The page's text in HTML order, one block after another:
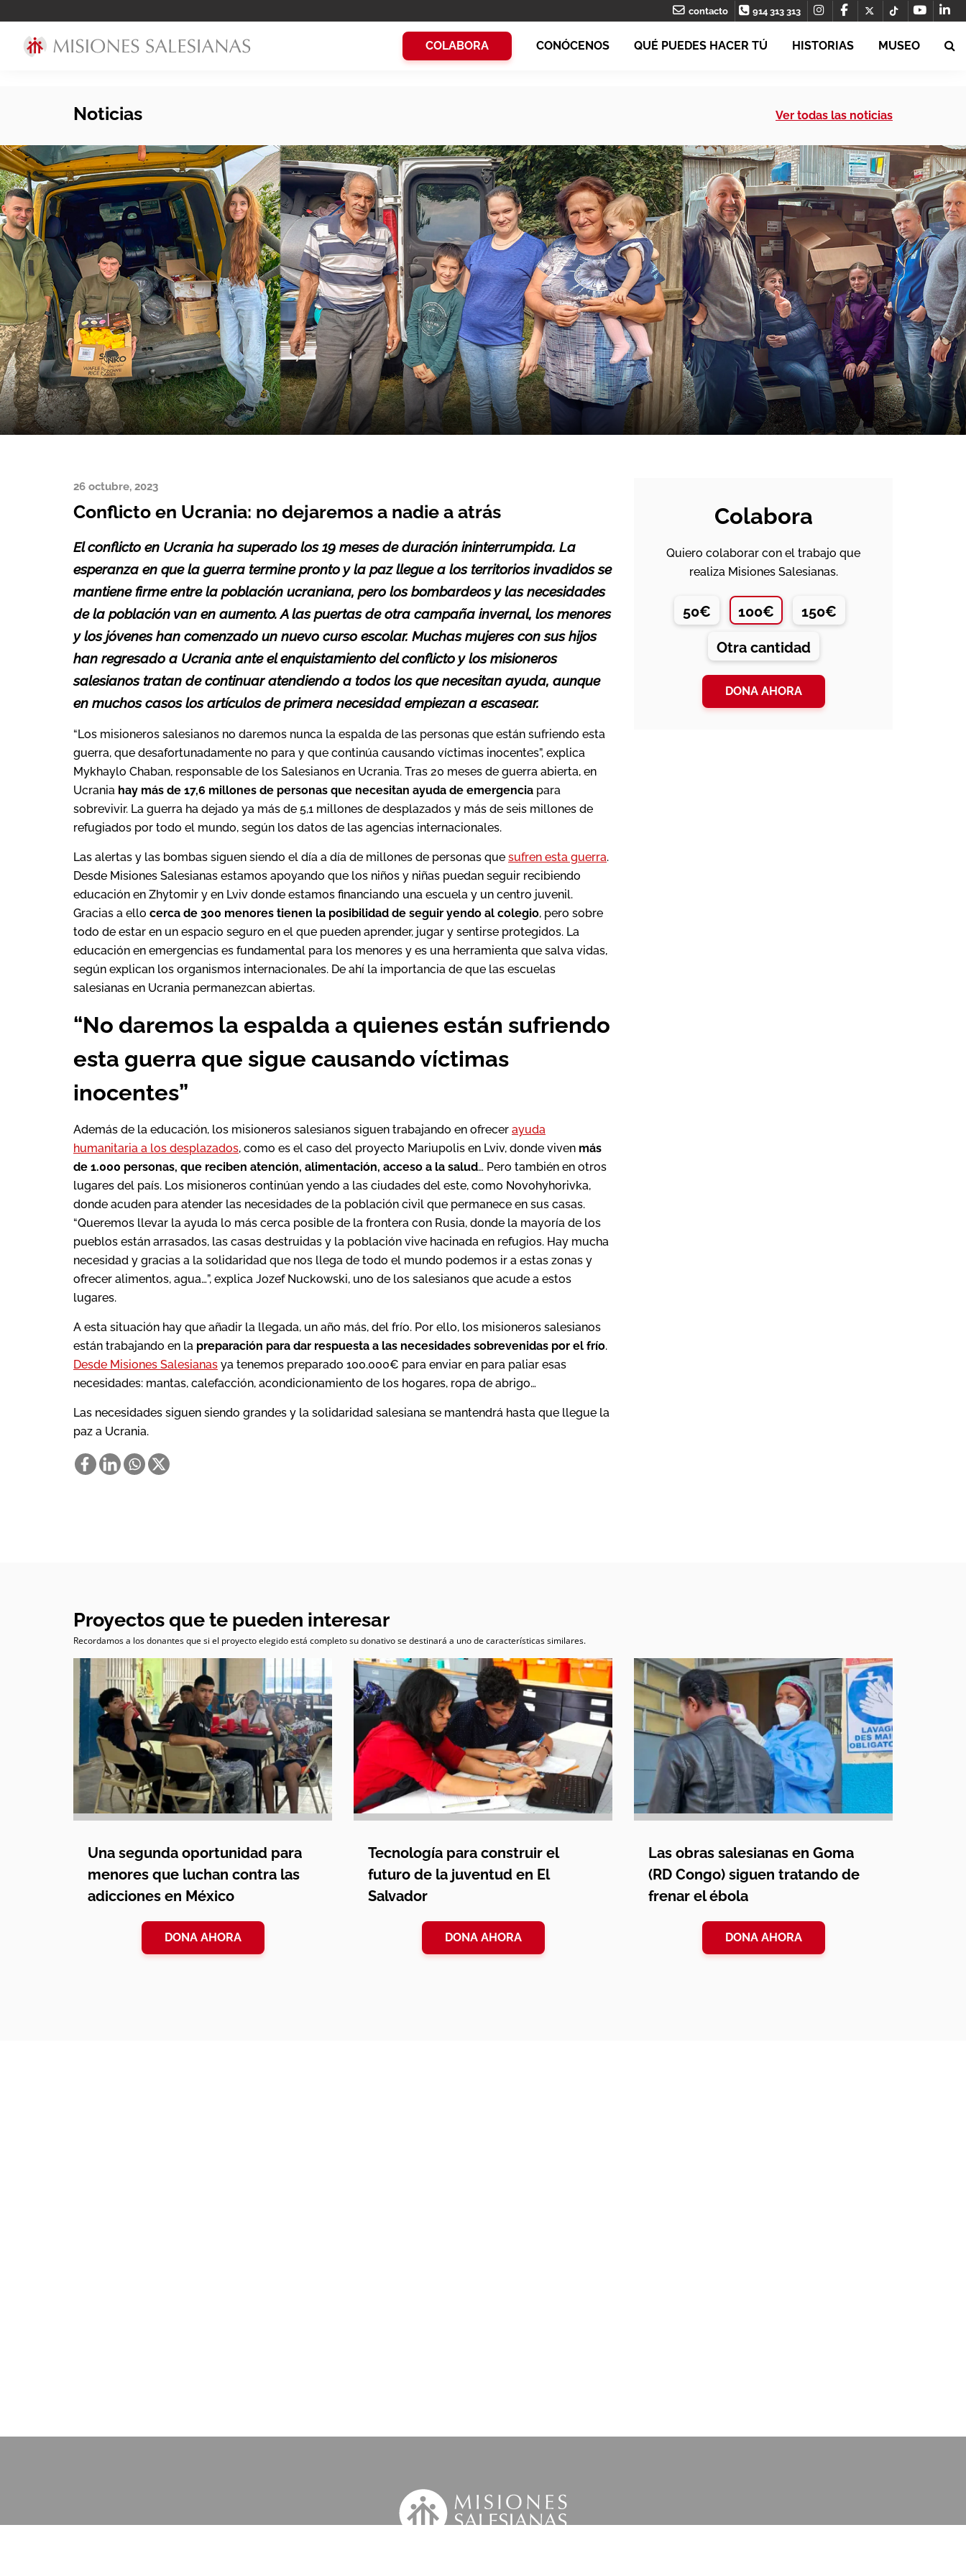
contacto 914 313 313
COLABORA CONÓCENOS QUÉ PUEDES HACER TÚ HISTORIAS MUSEO
Noticias Ver todas las noticias
26 octubre, 2023
Conflicto en Ucrania: no dejaremos a nadie a atrás
El conflicto en Ucrania ha superado los 19 meses de duración ininterrumpida. La
esperanza en que la guerra termine pronto y la paz llegue a los territorios invadidos se
mantiene firme entre la población ucraniana, pero los bombardeos y las necesidades
de la población van en aumento. A las puertas de otra campaña invernal, los menores
y los jóvenes han comenzado un nuevo curso escolar. Muchas mujeres con sus hijos
han regresado a Ucrania ante el enquistamiento del conflicto y los misioneros
salesianos tratan de continuar atendiendo a todos los que necesitan ayuda, aunque
en muchos casos los artículos de primera necesidad empiezan a escasear.
“Los misioneros salesianos no daremos nunca la espalda de las personas que están sufriendo esta
guerra, que desafortunadamente no para y que continúa causando víctimas inocentes”, explica
Mykhaylo Chaban, responsable de los Salesianos en Ucrania. Tras 20 meses de guerra abierta, en
Ucrania hay más de 17,6 millones de personas que necesitan ayuda de emergencia para
sobrevivir. La guerra ha dejado ya más de 5,1 millones de desplazados y más de seis millones de
refugiados por todo el mundo, según los datos de las agencias internacionales.
Las alertas y las bombas siguen siendo el día a día de millones de personas que sufren esta guerra.
Desde Misiones Salesianas estamos apoyando que los niños y niñas puedan seguir recibiendo
educación en Zhytomir y en Lviv donde estamos financiando una escuela y un centro juvenil.
Gracias a ello cerca de 300 menores tienen la posibilidad de seguir yendo al colegio, pero sobre
todo de estar en un espacio seguro en el que pueden aprender, jugar y sentirse protegidos. La
educación en emergencias es fundamental para los menores y es una herramienta que salva vidas,
según explican los organismos internacionales. De ahí la importancia de que las escuelas
salesianas en Ucrania permanezcan abiertas.
“No daremos la espalda a quienes están sufriendo
esta guerra que sigue causando víctimas
inocentes”
Además de la educación, los misioneros salesianos siguen trabajando en ofrecer ayuda
humanitaria a los desplazados, como es el caso del proyecto Mariupolis en Lviv, donde viven más
de 1.000 personas, que reciben atención, alimentación, acceso a la salud… Pero también en otros
lugares del país. Los misioneros continúan yendo a las ciudades del este, como Novohyhorivka,
donde acuden para atender las necesidades de la población civil que permanece en sus casas.
“Queremos llevar la ayuda lo más cerca posible de la frontera con Rusia, donde la mayoría de los
pueblos están arrasados, las casas destruidas y la población vive hacinada en refugios. Hay mucha
necesidad y gracias a la solidaridad que nos llega de todo el mundo podemos ir a estas zonas y
ofrecer alimentos, agua…”, explica Jozef Nuckowski, uno de los salesianos que acude a estos
lugares.
A esta situación hay que añadir la llegada, un año más, del frío. Por ello, los misioneros salesianos
están trabajando en la preparación para dar respuesta a las necesidades sobrevenidas por el frío.
Desde Misiones Salesianas ya tenemos preparado 100.000€ para enviar en para paliar esas
necesidades: mantas, calefacción, acondicionamiento de los hogares, ropa de abrigo…
Las necesidades siguen siendo grandes y la solidaridad salesiana se mantendrá hasta que llegue la
paz a Ucrania.
Colabora
Quiero colaborar con el trabajo que
realiza Misiones Salesianas.
50€ 100€ 150€
Otra cantidad
DONA AHORA
Proyectos que te pueden interesar
Recordamos a los donantes que si el proyecto elegido está completo su donativo se destinará a uno de características similares.
Una segunda oportunidad para
menores que luchan contra las
adicciones en México
DONA AHORA
Tecnología para construir el
futuro de la juventud en El
Salvador
DONA AHORA
Las obras salesianas en Goma
(RD Congo) siguen tratando de
frenar el ébola
DONA AHORA